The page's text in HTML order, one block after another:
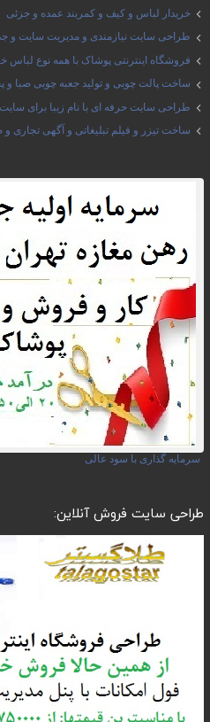
خریدار لباس و کیف و کمربند عمده و جزئی
طراحی سایت نیازمندی و مدیریت سایت و
فروشگاه اینترنتی پوشاک با همه نوع لباس
ساخت پالت چوبی و تولید جعبه چوبی صبا
طراحی سایت حرفه ای با نام زیبا برای سایت
ساخت تیزر و فیلم تبلیغاتی و آگهی تجاری
سرمایه گذاری با سود عالی
طراحی سایت فروش آنلاین: